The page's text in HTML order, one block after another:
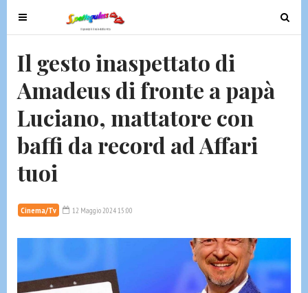
T
o
e
n
i
g
t
T
o
n
Il gesto inaspettato di
Amadeus di fronte a papà
Luciano, mattatore con
baffi da record ad Affari
tuoi
Cinema/Tv 12 Maggio 2024 15:00